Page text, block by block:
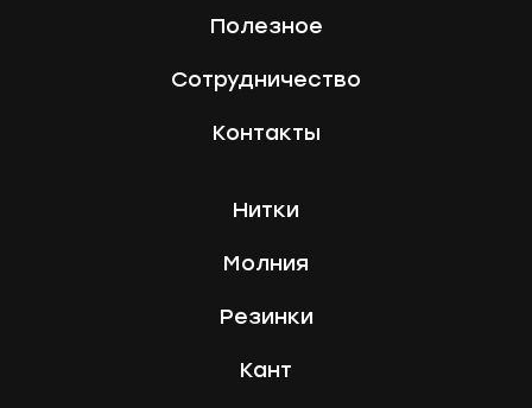
Полезное
Сотрудничество
Контакты
Нитки
Молния
Резинки
Кант